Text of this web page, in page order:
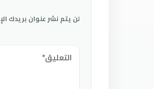
لن يتم نشر عنوان بريدك